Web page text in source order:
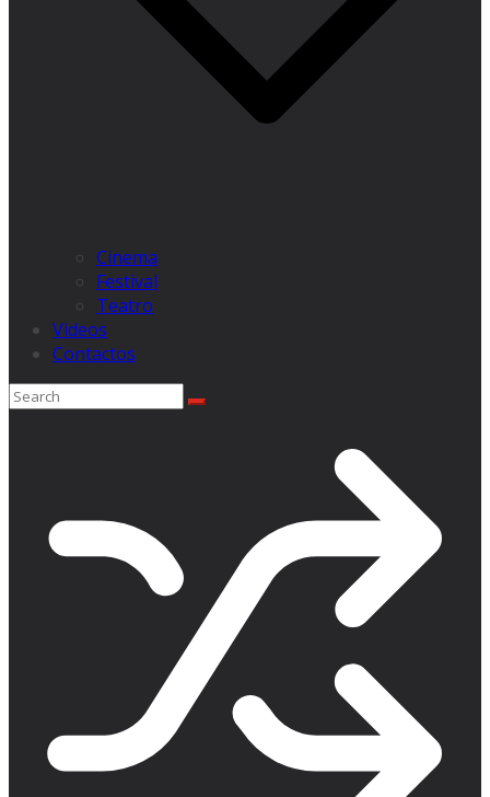
Cinema
Festival
Teatro
Videos
Contactos